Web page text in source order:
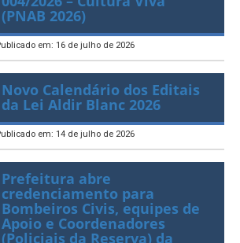
Resultado Final do Edital nº
004/2026 – Cultura Viva
(PNAB 2026)
Novo Calendário dos Editais
da Lei Aldir Blanc 2026
Prefeitura abre
credenciamento para
Bombeiros Civis, equipes de